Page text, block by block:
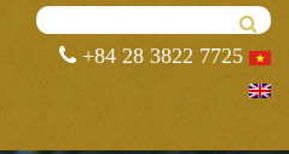
+84 28 3822 7725